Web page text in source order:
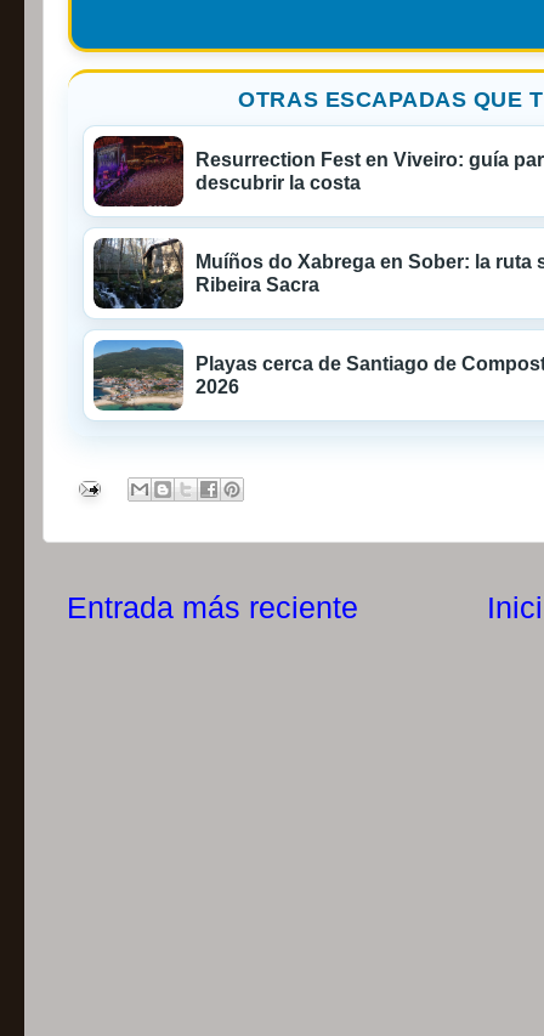
OTRAS ESCAPADAS QUE
Resurrection Fest en Viveiro: guía
descubrir la costa
Muíños do Xabrega en Sober: la ruta
Ribeira Sacra
Playas cerca de Santiago de
2026
Entrada más reciente